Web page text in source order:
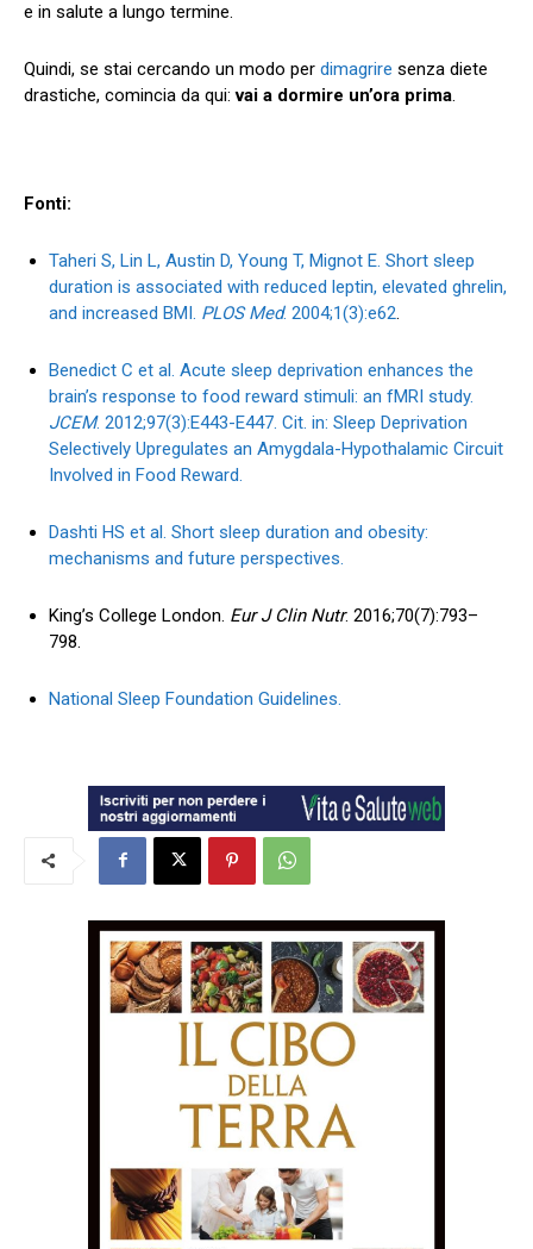
e in salute a lungo termine.
Quindi, se stai cercando un modo per dimagrire senza diete
drastiche, comincia da qui:vai a dormire un’ora prima.
Fonti:
Taheri S, Lin L, Austin D, Young T, Mignot E. Short sleep
duration is associated with reduced leptin, elevated ghrelin,
and increased BMI. PLOS Med. 2004;1(3):e62.
Benedict C et al. Acute sleep deprivation enhances the
brain’s response to food reward stimuli: an fMRI study.
JCEM. 2012;97(3):E443-E447. Cit. in: Sleep Deprivation
Selectively Upregulates an Amygdala-Hypothalamic Circuit
Involved in Food Reward.
Dashti HS et al. Short sleep duration and obesity:
mechanisms and future perspectives.
King’s College London. Eur J Clin Nutr. 2016;70(7):793–
798.
National Sleep Foundation Guidelines.